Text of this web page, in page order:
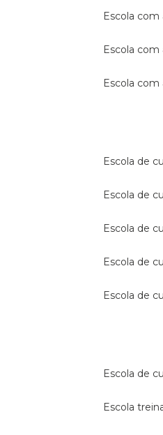
escola
escola
escola
escola de
escola de
escola de
escola de
escola de
escola de
escola